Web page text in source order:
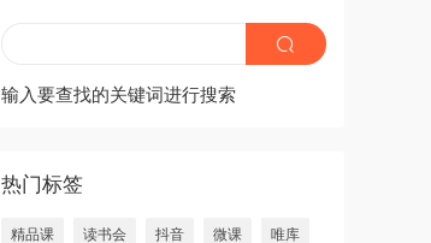
输入要查找的关键词进行搜索
热门标签
精品课 读书会 抖音 微课 唯库